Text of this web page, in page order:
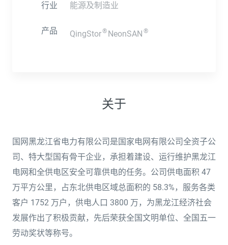
行业 能源及制造业
产品 QingStor® NeonSAN ®
关于
国网黑龙江省电力有限公司是国家电网有限公司全资子公
司、特大型国有骨干企业，承担着建设、运行维护黑龙江
电网和全供电区安全可靠供电的任务。公司供电面积 47
万平方公里，占东北供电区域总面积的 58.3%，服务各类
客户 1752 万户，供电人口 3800 万，为黑龙江经济社会
发展作出了积极贡献，先后荣获全国文明单位、全国五一
劳动奖状等称号。